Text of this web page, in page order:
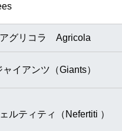
アグリコラ Agricola
ャイアンツ（Giants）
ルティティ（Nefertiti ）